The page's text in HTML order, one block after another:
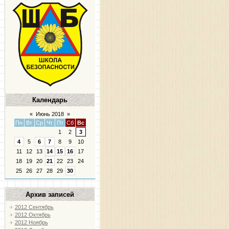
Календарь
« Июнь 2018 »
Пн
Вт Ср Чт Пт Сб
Вс
1
2
3
4
5 6 7 8 9
10
11
12 13 14 15 16
17
18
19 20 21 22 23
24
25
26 27 28 29 30
Архив записей
2012 Сентябрь
2012 Октябрь
2012 Ноябрь